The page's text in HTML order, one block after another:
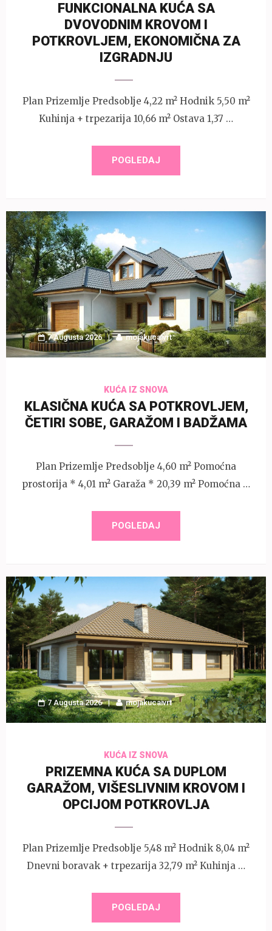
FUNKCIONALNA KUĆA SA
DVOVODNIM KROVOM I
POTKROVLJEM, EKONOMIČNA ZA
IZGRADNJU
Plan Prizemlje Predsoblje 4,22 m² Hodnik 5,50 m²
Kuhinja + trpezarija 10,66 m² Ostava 1,37 …
POGLEDAJ
7 Augusta 2026 mojakucaivrt
KUĆA IZ SNOVA
KLASIČNA KUĆA SA POTKROVLJEM,
ČETIRI SOBE, GARAŽOM I BADŽAMA
Plan Prizemlje Predsoblje 4,60 m² Pomoćna
prostorija * 4,01 m² Garaža * 20,39 m² Pomoćna …
POGLEDAJ
7 Augusta 2026 mojakucaivrt
KUĆA IZ SNOVA
PRIZEMNA KUĆA SA DUPLOM
GARAŽOM, VIŠESLIVNIM KROVOM I
OPCIJOM POTKROVLJA
Plan Prizemlje Predsoblje 5,48 m² Hodnik 8,04 m²
Dnevni boravak + trpezarija 32,79 m² Kuhinja …
POGLEDAJ